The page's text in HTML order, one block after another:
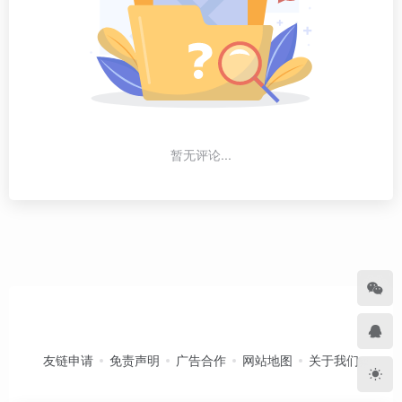
暂无评论...
友链申请 免责声明 广告合作 网站地图 关于我们